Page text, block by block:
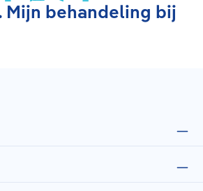
Mijn behandeling bij